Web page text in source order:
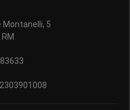
Montanelli, 5